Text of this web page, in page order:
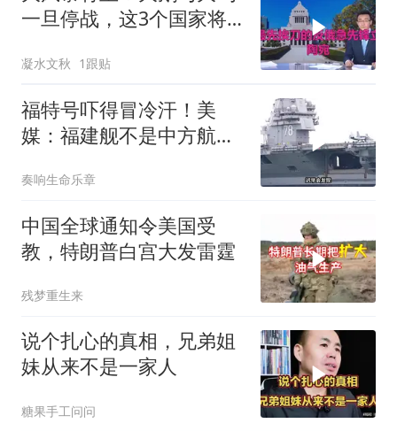
一旦停战，这3个国家将
凝水文秋 1跟贴
福特号吓得冒冷汗！美
媒：福建舰不是中方航母
奏响生命乐章
中国全球通知令美国受
教，特朗普白宫大发雷霆
残梦重生来
说个扎心的真相，兄弟姐
妹从来不是一家人
糖果手工问问